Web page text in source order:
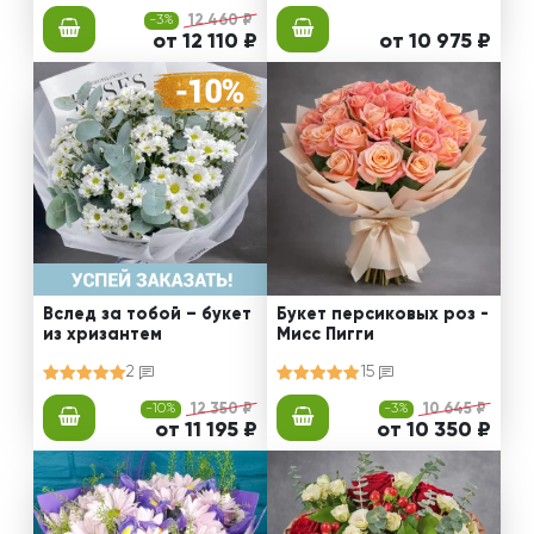
-3% 12 460 ₽
от 12 110 ₽ от 10 975 ₽
Вслед за тобой – букет
из хризантем
2
-10% 12 350 ₽
от 11 195 ₽
Букет персиковых роз -
Мисс Пигги
15
-3% 10 645 ₽
от 10 350 ₽